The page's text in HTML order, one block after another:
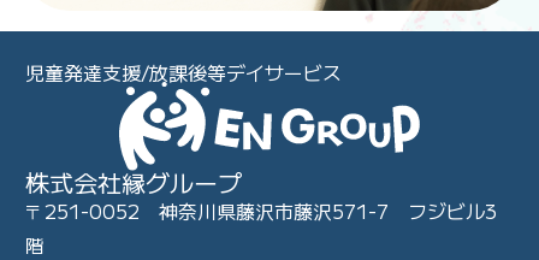
児童発達支援/放課後等デイサービス
株式会社縁グループ
〒251-0052 神奈川県藤沢市藤沢571-7 フジビル3
階